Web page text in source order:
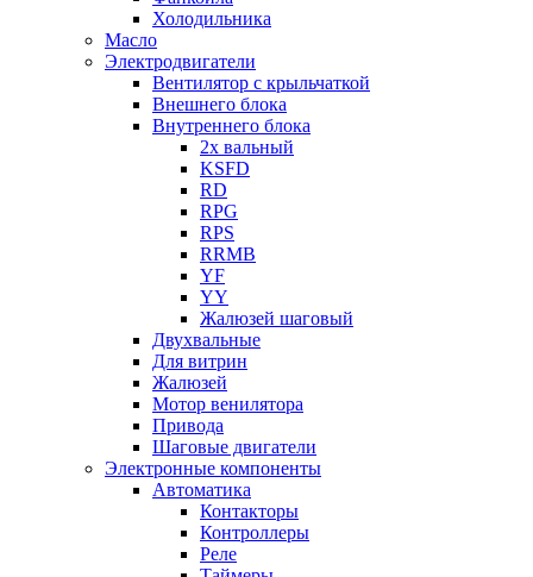
Холодильника
Масло
Электродвигатели
Вентилятор с крыльчаткой
Внешнего блока
Внутреннего блока
2х вальный
KSFD
RD
RPG
RPS
RRMB
YF
YY
Жалюзей шаговый
Двухвальные
Для витрин
Жалюзей
Мотор венилятора
Привода
Шаговые двигатели
Электронные компоненты
Автоматика
Контакторы
Контроллеры
Реле